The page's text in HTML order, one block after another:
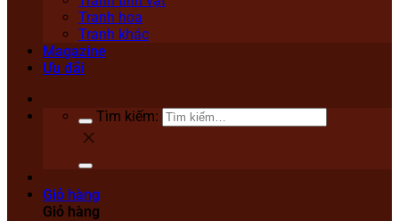
Tranh hoa
Tranh khác
Magazine
Ưu đãi
Tìm kiếm:
Giỏ hàng
Giỏ hàng